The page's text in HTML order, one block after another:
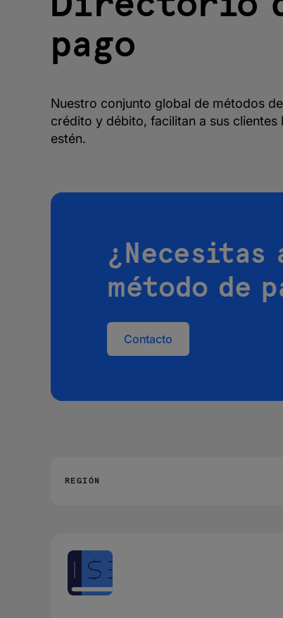
pago
Nuestro conjunto global de métodos
crédito y débito, facilitan a sus
estén.
¿Necesitas
método de
Contacto
REGIÓN